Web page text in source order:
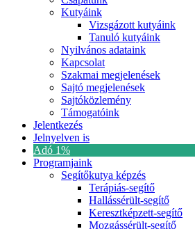
Kutyáink
Vizsgázott kutyáink
Tanuló kutyáink
Nyilvános adataink
Kapcsolat
Szakmai megjelenések
Sajtó megjelenések
Sajtóközlemény
Támogatóink
Jelentkezés
Jelnyelven is
Adó 1%
Programjaink
Segítőkutya képzés
Terápiás-segítő
Hallássérült-segítő
Keresztképzett-segítő
Mozgássérült-segítő